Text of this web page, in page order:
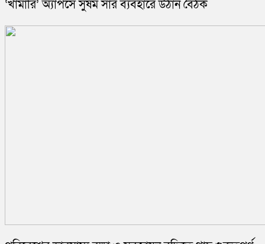
‘খামারি’ অ্যাপসে সুষম সার ব্যবহারে উঠান বৈঠক